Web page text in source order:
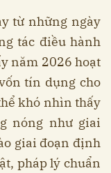
từ những ngày
tác điều hành
năm 2026 hoạt
tín dụng cho
khó nhìn thấy
nóng như giai
giai đoạn định
pháp lý chuẩn